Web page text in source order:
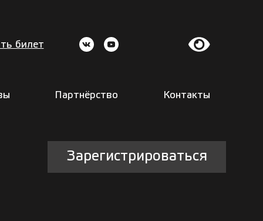
билет
Партнёрство Контакты
Зарегистрироваться